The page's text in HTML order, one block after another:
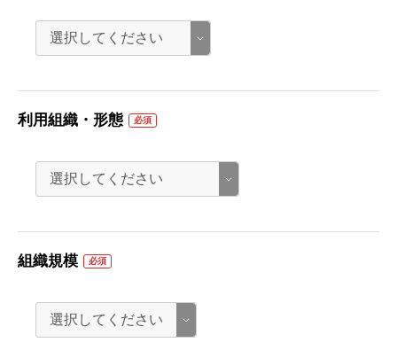
利用組織・形態 必須
組織規模 必須